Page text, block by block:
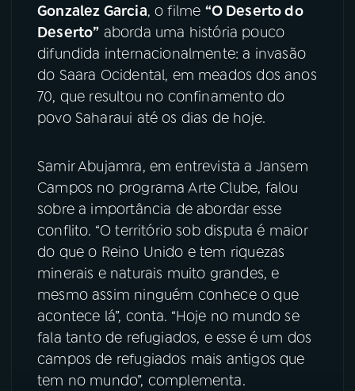
ÚLTIMAS
08PRÊMIO RÁDIO MEC
YouTube Facebook
Instagram X
TikTok
Gonzalez Garcia, o filme “O Deserto do
Deserto” aborda uma história pouco
difundida internacionalmente: a invasão
do Saara Ocidental, em meados dos anos
70, que resultou no confinamento do
povo Saharaui até os dias de hoje.
Samir Abujamra, em entrevista a Jansem
Campos no programa Arte Clube, falou
sobre a importância de abordar esse
conflito. “O território sob disputa é maior
do que o Reino Unido e tem riquezas
minerais e naturais muito grandes, e
mesmo assim ninguém conhece o que
acontece lá”, conta. “Hoje no mundo se
fala tanto de refugiados, e esse é um dos
campos de refugiados mais antigos que
tem no mundo”, complementa.